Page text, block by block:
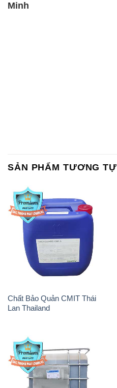
Minh
SẢN PHẨM TƯƠNG TỰ
Chất Bảo Quản CMIT Thái
Lan Thailand